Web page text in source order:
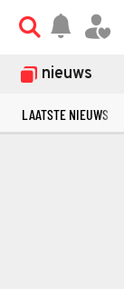
nieuws
LAATSTE NIEUWS